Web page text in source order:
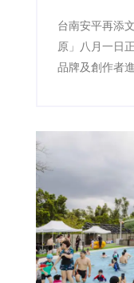
台南安平再添
原」八月一日
品牌及創作者